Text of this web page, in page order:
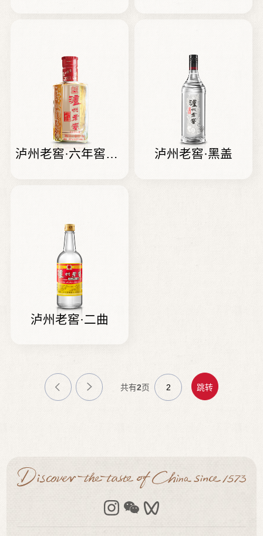
泸州老窖·六年窖头曲 泸州老窖·黑盖
泸州老窖·二曲
共有2页